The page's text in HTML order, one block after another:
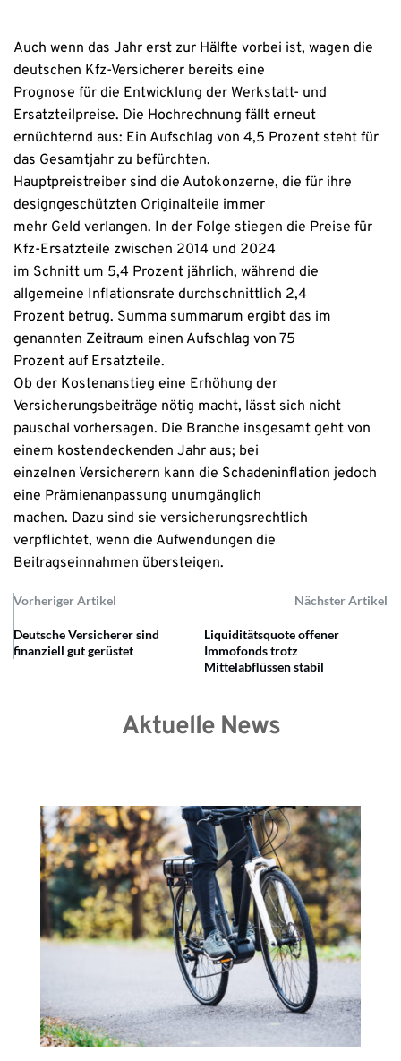
Auch wenn das Jahr erst zur Hälfte vorbei ist, wagen die
deutschen Kfz-Versicherer bereits eine
Prognose für die Entwicklung der Werkstatt- und
Ersatzteilpreise. Die Hochrechnung fällt erneut
ernüchternd aus: Ein Aufschlag von 4,5 Prozent steht für
das Gesamtjahr zu befürchten.
Hauptpreistreiber sind die Autokonzerne, die für ihre
designgeschützten Originalteile immer
mehr Geld verlangen. In der Folge stiegen die Preise für
Kfz-Ersatzteile zwischen 2014 und 2024
im Schnitt um 5,4 Prozent jährlich, während die
allgemeine Inflationsrate durchschnittlich 2,4
Prozent betrug. Summa summarum ergibt das im
genannten Zeitraum einen Aufschlag von 75
Prozent auf Ersatzteile.
Ob der Kostenanstieg eine Erhöhung der
Versicherungsbeiträge nötig macht, lässt sich nicht
pauschal vorhersagen. Die Branche insgesamt geht von
einem kostendeckenden Jahr aus; bei
einzelnen Versicherern kann die Schadeninflation jedoch
eine Prämienanpassung unumgänglich
machen. Dazu sind sie versicherungsrechtlich
verpflichtet, wenn die Aufwendungen die
Beitragseinnahmen übersteigen.
Vorheriger Artikel Nächster Artikel
Deutsche Versicherer sind
finanziell gut gerüstet
Liquiditätsquote offener
Immofonds trotz
Mittelabflüssen stabil
Aktuelle News